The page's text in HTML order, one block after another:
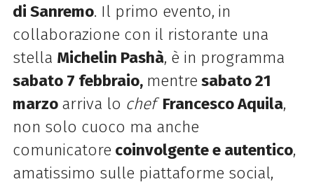
di Sanremo. Il primo evento, in
collaborazione con il ristorante una
stella Michelin Pashà, è in programma
sabato 7 febbraio, mentre sabato 21
marzo arriva lo chefFrancesco Aquila,
non solo cuoco ma anche
comunicatore coinvolgente e autentico,
amatissimo sulle piattaforme social,